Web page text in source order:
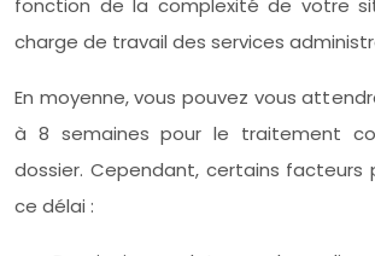
charge de travail des services
En moyenne, vous pouvez vous
à 8 semaines pour le traitement
dossier. Cependant, certains facteurs
ce délai :